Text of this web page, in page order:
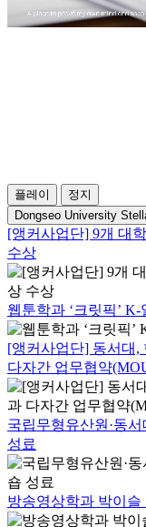
플레이
정지
Dongseo University
[앵커사업단] 9개 대
수상
웹툰학과 ‘크릿픽’
[앵커사업단] 동서대,
다자간 업무협약
국립무형유산원·동
성료
방송영상학과 박이